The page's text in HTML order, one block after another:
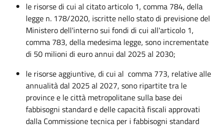
le risorse di cui al citato articolo 1, comma 784, della
legge n. 178/2020, iscritte nello stato di previsione del
Ministero dell'interno sui fondi di cui all'articolo 1,
comma 783, della medesima legge, sono incrementate
di 50 milioni di euro annui dal 2025 al 2030;
le risorse aggiuntive, di cui al comma 773, relative alle
annualità dal 2025 al 2027, sono ripartite tra le
province e le città metropolitane sulla base dei
fabbisogni standard e delle capacità fiscali approvati
dalla Commissione tecnica per i fabbisogni standard